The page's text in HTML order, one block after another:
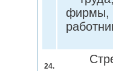
фирмы,
24.